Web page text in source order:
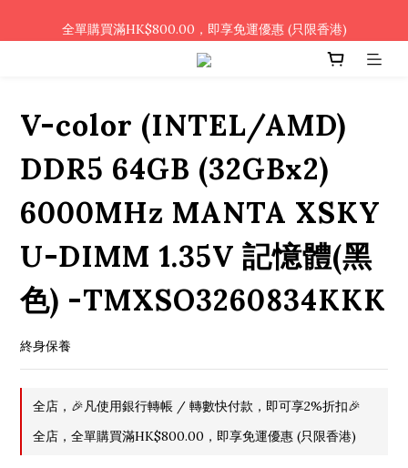
🎉凡使用銀行轉帳 / 轉數快付款，即可享2%優惠🎉
全單購買滿HK$800.00，即享免運優惠 (只限香港)
🎉凡使用銀行轉帳 / 轉數快付款，即可享2%優惠🎉
V-color (INTEL/AMD)
DDR5 64GB (32GBx2)
6000MHz MANTA XSKY
U-DIMM 1.35V 記憶體(黑
色) -TMXSO3260834KKK
終身保養
全店，🎉凡使用銀行轉帳 / 轉數快付款，即可享2%折扣🎉
全店，全單購買滿HK$800.00，即享免運優惠 (只限香港)